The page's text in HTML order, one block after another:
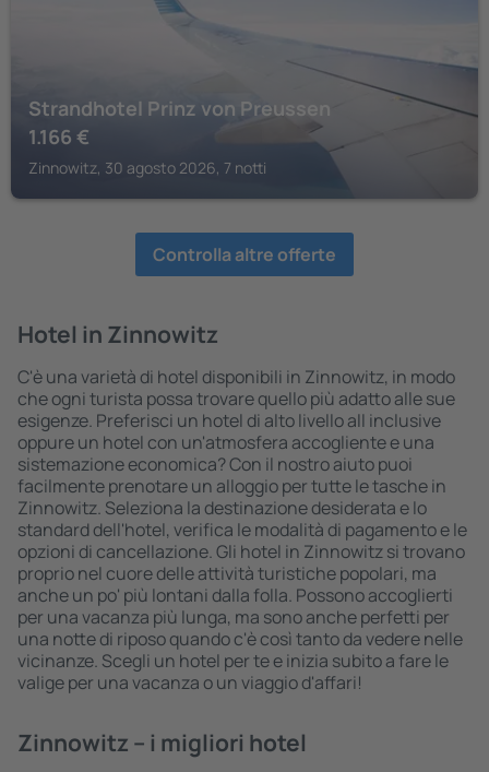
Strandhotel Prinz von Preussen
1.166 €
Zinnowitz, 30 agosto 2026, 7 notti
Controlla altre offerte
Hotel in Zinnowitz
C'è una varietà di hotel disponibili in Zinnowitz, in modo
che ogni turista possa trovare quello più adatto alle sue
esigenze. Preferisci un hotel di alto livello all inclusive
oppure un hotel con un'atmosfera accogliente e una
sistemazione economica? Con il nostro aiuto puoi
facilmente prenotare un alloggio per tutte le tasche in
Zinnowitz. Seleziona la destinazione desiderata e lo
standard dell'hotel, verifica le modalità di pagamento e le
opzioni di cancellazione. Gli hotel in Zinnowitz si trovano
proprio nel cuore delle attività turistiche popolari, ma
anche un po' più lontani dalla folla. Possono accoglierti
per una vacanza più lunga, ma sono anche perfetti per
una notte di riposo quando c'è così tanto da vedere nelle
vicinanze. Scegli un hotel per te e inizia subito a fare le
valige per una vacanza o un viaggio d'affari!
Zinnowitz – i migliori hotel